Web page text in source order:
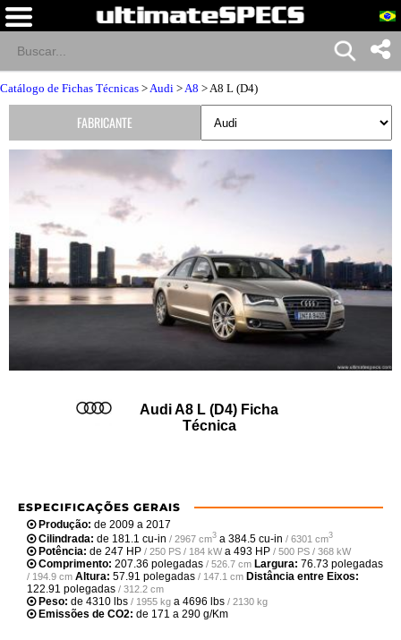
Catálogo de Fichas Técnicas >Audi >A8 > A8 L (D4)
Audi A8 L (D4) Ficha
Técnica
ESPECIFICAÇÕES GERAIS
Produção: de 2009 a 2017
Cilindrada: de 181.1 cu-in / 2967 cm3 a 384.5 cu-in / 6301 cm3
Potência: de 247 HP / 250 PS / 184 kWa 493 HP / 500 PS / 368 kW
Comprimento: 207.36 polegadas / 526.7 cm Largura: 76.73 polegadas
/ 194.9 cm Altura: 57.91 polegadas / 147.1 cm Distância entre Eixos:
122.91 polegadas / 312.2 cm
Peso: de 4310 lbs / 1955 kg a 4696 lbs / 2130 kg
Emissões de CO2: de 171 a 290 g/Km
FABRICANTE